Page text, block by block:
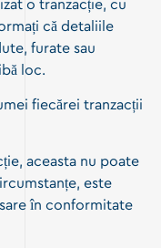
o tranzacție, cu
că detaliile
furate sau
loc.
fiecărei tranzacții
aceasta nu poate
este
în conformitate